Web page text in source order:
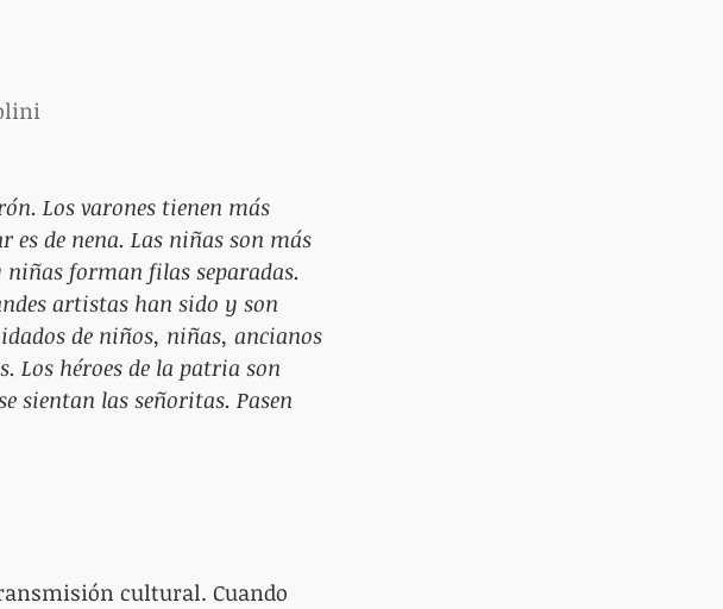
Los varones tienen más
es de nena. Las niñas son más
niñas forman filas separadas.
artistas han sido y son
de niños, niñas, ancianos
Los héroes de la patria son
sientan las señoritas. Pasen
cultural. Cuando